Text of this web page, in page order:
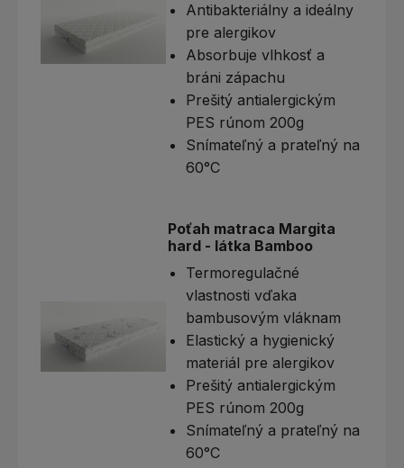
Antibakteriálny a ideálny
pre alergikov
Absorbuje vlhkosť a
bráni zápachu
Prešitý antialergickým
PES rúnom 200g
Snímateľný a prateľný na
60°C
Poťah matraca Margita
hard - látka Bamboo
Termoregulačné
vlastnosti vďaka
bambusovým vláknam
Elastický a hygienický
materiál pre alergikov
Prešitý antialergickým
PES rúnom 200g
Snímateľný a prateľný na
60°C